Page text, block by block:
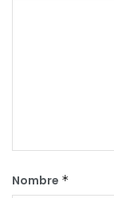
Nombre *